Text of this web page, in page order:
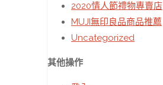
2020情人節禮物專賣店
MUJI無印良品商品推薦
Uncategorized
其他操作